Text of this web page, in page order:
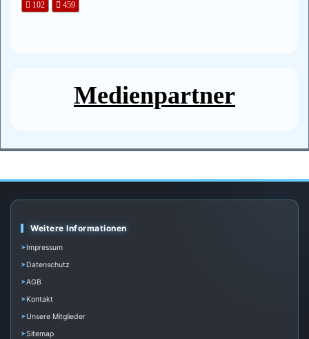
102 459
Medienpartner
Weitere Informationen
Impressum
Datenschutz
AGB
Kontakt
Unsere Mitglieder
Sitemap